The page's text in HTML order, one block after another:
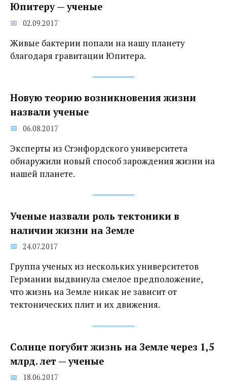
Юпитеру — ученые
02.09.2017
Живые бактерии попали на нашу планету
благодаря гравитации Юпитера.
Новую теорию возникновения жизни‍
назвали ученые
06.08.2017
Эксперты из Стэнфордского университета
обнаружили новый способ зарождения жизни на
нашей планете.
Ученые назвали роль тектоники в
наличии жизни на Земле‍
24.07.2017
Группа ученых из нескольких университетов
Германии выдвинула смелое предположение,
что жизнь на Земле никак не зависит от
тектонических плит и их движения.
Солнце погубит жизнь на Земле через 1,5
млрд. лет‍ — ученые
18.06.2017